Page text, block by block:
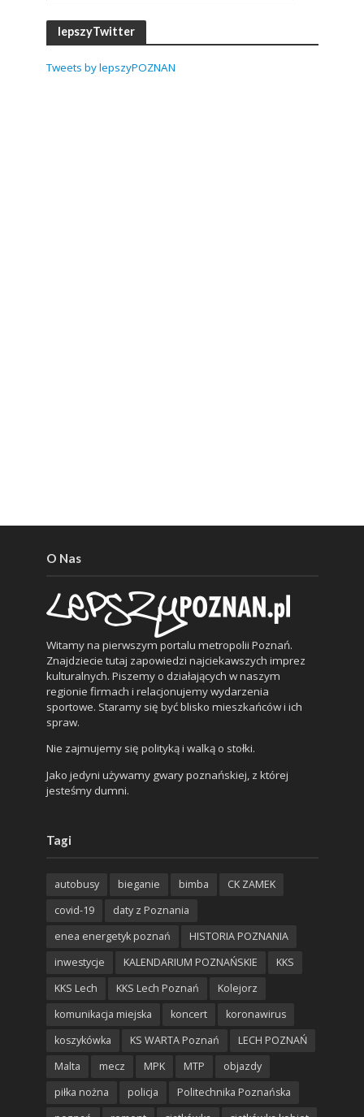
lepszyTwitter
Tweets by lepszyPOZNAN
O Nas
Witamy na pierwszym portalu metropolii Poznań.
Znajdziecie tutaj zapowiedzi najciekawszych imprez
kulturalnych. Piszemy o działających w naszym
regionie firmach i relacjonujemy wydarzenia
sportowe. Staramy się być blisko mieszkańców i ich
spraw.
Nie zajmujemy się polityką i walką o stołki.
Jako jedyni używamy gwary poznańskiej, z której
jesteśmy dumni.
Tagi
autobusy bieganie bimba
CK ZAMEK
covid-19
daty z Poznania
enea energetyk poznań
HISTORIA POZNANIA
inwestycje
KALENDARIUM POZNAŃSKIE
KKS
KKS Lech
KKS Lech Poznań
Kolejorz
komunikacja miejska
koncert
koronawirus
koszykówka
KS WARTA Poznań
LECH POZNAŃ
Malta
mecz MPK MTP
objazdy
piłka nożna
policja
Politechnika Poznańska